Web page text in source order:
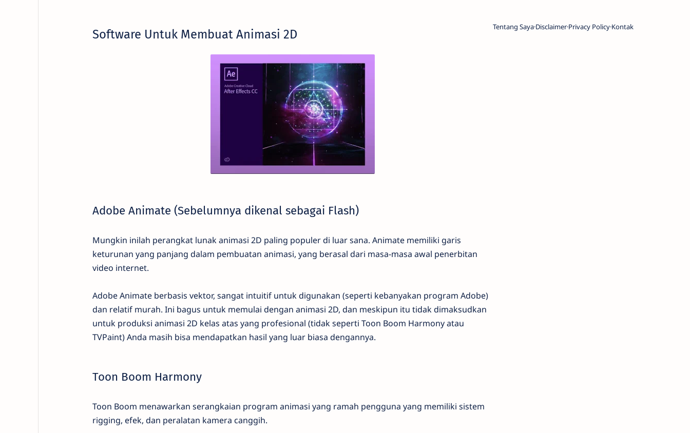
Software Untuk Membuat Animasi 2D
Adobe Animate (Sebelumnya dikenal sebagai Flash)
Mungkin inilah perangkat lunak animasi 2D paling populer di luar sana. Animate memiliki garis
keturunan yang panjang dalam pembuatan animasi, yang berasal dari masa-masa awal penerbitan
video internet.
Adobe Animate berbasis vektor, sangat intuitif untuk digunakan (seperti kebanyakan program Adobe)
dan relatif murah. Ini bagus untuk memulai dengan animasi 2D, dan meskipun itu tidak dimaksudkan
untuk produksi animasi 2D kelas atas yang profesional (tidak seperti Toon Boom Harmony atau
TVPaint) Anda masih bisa mendapatkan hasil yang luar biasa dengannya.
Toon Boom Harmony
Toon Boom menawarkan serangkaian program animasi yang ramah pengguna yang memiliki sistem
rigging, efek, dan peralatan kamera canggih.
Tentang SayaDisclaimerPrivacy PolicyKontak